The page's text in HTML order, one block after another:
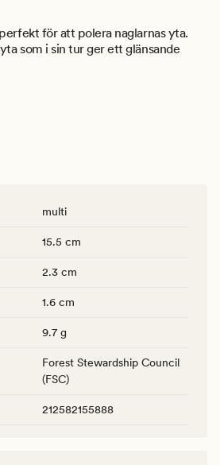
för att polera naglarnas yta.
som i sin tur ger ett glänsande
multi
15.5 cm
2.3 cm
1.6 cm
9.7 g
Forest Stewardship Council
(FSC)
212582155888